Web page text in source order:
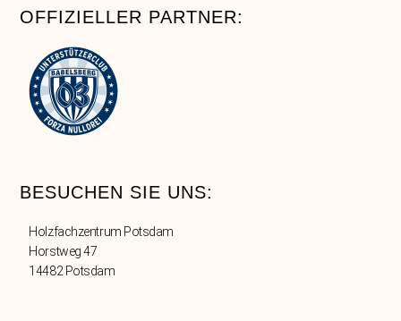
OFFIZIELLER PARTNER:
BESUCHEN SIE UNS:
Holzfachzentrum Potsdam
Horstweg 47
14482 Potsdam